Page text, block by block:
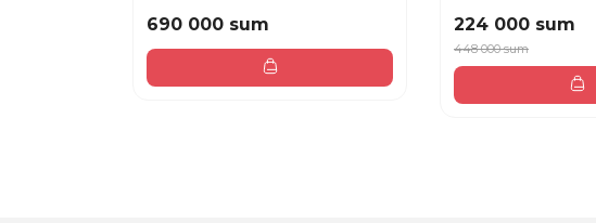
690 000 sum 224 000 sum
448 000 sum